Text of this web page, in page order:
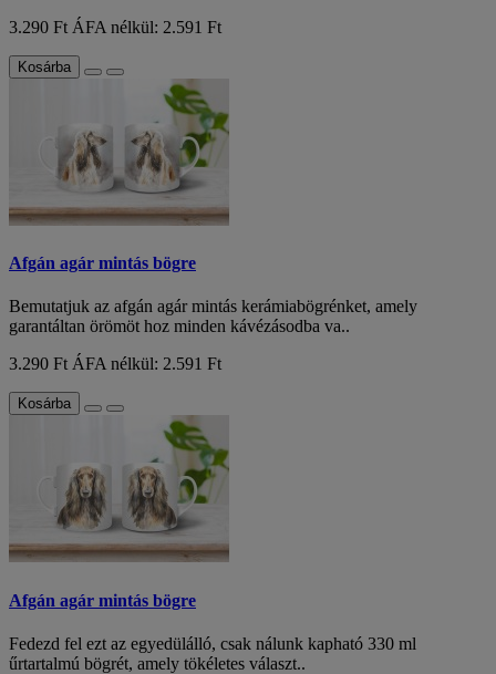
3.290 Ft ÁFA nélkül: 2.591 Ft
Kosárba
Afgán agár mintás bögre
Bemutatjuk az afgán agár mintás kerámiabögrénket, amely
garantáltan örömöt hoz minden kávézásodba va..
3.290 FtÁFA nélkül: 2.591 Ft
Kosárba
Afgán agár mintás bögre
Fedezd fel ezt az egyedülálló, csak nálunk kapható 330 ml
űrtartalmú bögrét, amely tökéletes választ..